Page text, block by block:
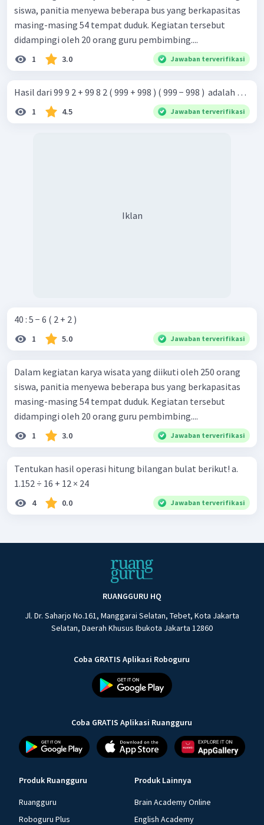
siswa, panitia menyewa beberapa bus yang berkapasitas
masing-masing 54 tempat duduk. Kegiatan tersebut
didampingi oleh 20 orang guru pembimbing....
1 3.0 Jawaban terverifikasi
Hasil dari 99 9 2 + 99 8 2 ( 999 + 998 ) ( 999 − 998 ) ​ adalah …
1 4.5 Jawaban terverifikasi
Iklan
40 : 5 − 6 ( 2 + 2 )
1 5.0 Jawaban terverifikasi
Dalam kegiatan karya wisata yang diikuti oleh 250 orang
siswa, panitia menyewa beberapa bus yang berkapasitas
masing-masing 54 tempat duduk. Kegiatan tersebut
didampingi oleh 20 orang guru pembimbing....
1 3.0 Jawaban terverifikasi
Tentukan hasil operasi hitung bilangan bulat berikut! a.
1.152 ÷ 16 + 12 × 24
4 0.0 Jawaban terverifikasi
RUANGGURU HQ
Jl. Dr. Saharjo No.161, Manggarai Selatan, Tebet, Kota Jakarta
Selatan, Daerah Khusus Ibukota Jakarta 12860
Coba GRATIS Aplikasi Roboguru
Coba GRATIS Aplikasi Ruangguru
Produk Ruangguru
Ruangguru
Roboguru Plus
Produk Lainnya
Brain Academy Online
English Academy